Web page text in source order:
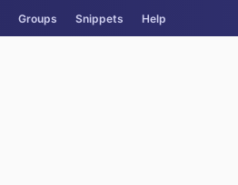
Groups Snippets Help